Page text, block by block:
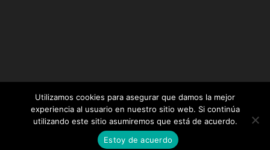
Diseñado por Elegant Themes| Desarrollado por
WordPress
Utilizamos cookies para asegurar que damos la mejor
experiencia al usuario en nuestro sitio web. Si continúa
utilizando este sitio asumiremos que está de acuerdo.
Estoy de acuerdo